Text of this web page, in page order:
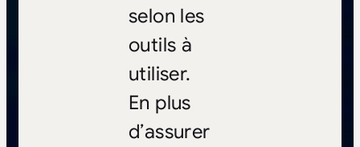
selon les
outils à
utiliser.
En plus
d’assurer